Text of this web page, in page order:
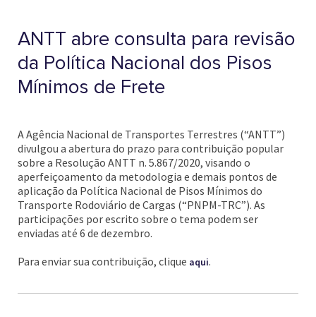
ANTT abre consulta para revisão
da Política Nacional dos Pisos
Mínimos de Frete
A Agência Nacional de Transportes Terrestres (“ANTT”)
divulgou a abertura do prazo para contribuição popular
sobre a Resolução ANTT n. 5.867/2020, visando o
aperfeiçoamento da metodologia e demais pontos de
aplicação da Política Nacional de Pisos Mínimos do
Transporte Rodoviário de Cargas (“PNPM-TRC”). As
participações por escrito sobre o tema podem ser
enviadas até 6 de dezembro.
Para enviar sua contribuição, clique aqui.